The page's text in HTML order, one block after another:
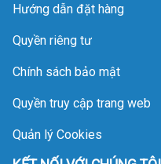
Hướng dẫn đặt hàng
Quyền riêng tư
Chính sách bảo mật
Quyền truy cập trang web
Quản lý Cookies